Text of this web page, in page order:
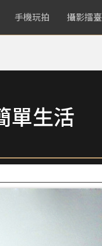
手機玩拍 攝影擂臺
單生活